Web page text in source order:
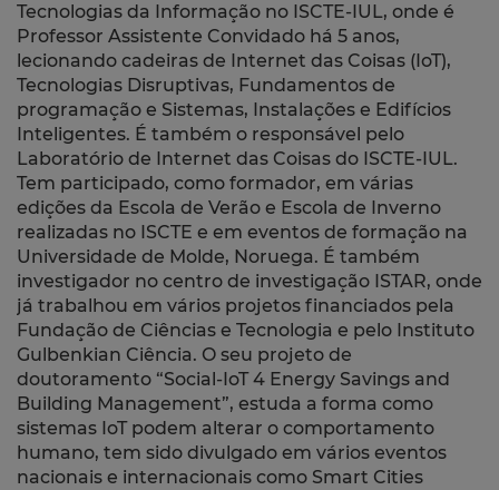
Tecnologias da Informação no ISCTE-IUL, onde é
Professor Assistente Convidado há 5 anos,
lecionando cadeiras de Internet das Coisas (IoT),
Tecnologias Disruptivas, Fundamentos de
programação e Sistemas, Instalações e Edifícios
Inteligentes. É também o responsável pelo
Laboratório de Internet das Coisas do ISCTE-IUL.
Tem participado, como formador, em várias
edições da Escola de Verão e Escola de Inverno
realizadas no ISCTE e em eventos de formação na
Universidade de Molde, Noruega. É também
investigador no centro de investigação ISTAR, onde
já trabalhou em vários projetos financiados pela
Fundação de Ciências e Tecnologia e pelo Instituto
Gulbenkian Ciência. O seu projeto de
doutoramento “Social-IoT 4 Energy Savings and
Building Management”, estuda a forma como
sistemas IoT podem alterar o comportamento
humano, tem sido divulgado em vários eventos
nacionais e internacionais como Smart Cities